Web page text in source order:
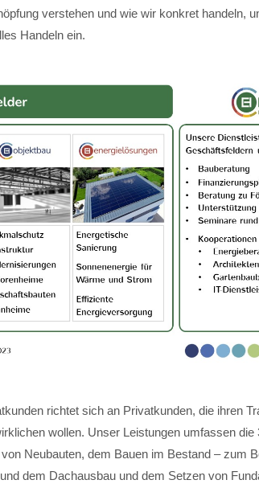
verstehen und wie wir konkret handeln,
Handeln ein.
richtet sich an Privatkunden, die ihren
wollen. Unser Leistungen umfassen die
Neubauten, dem Bauen im Bestand – zum
dem Dachausbau und dem Setzen von